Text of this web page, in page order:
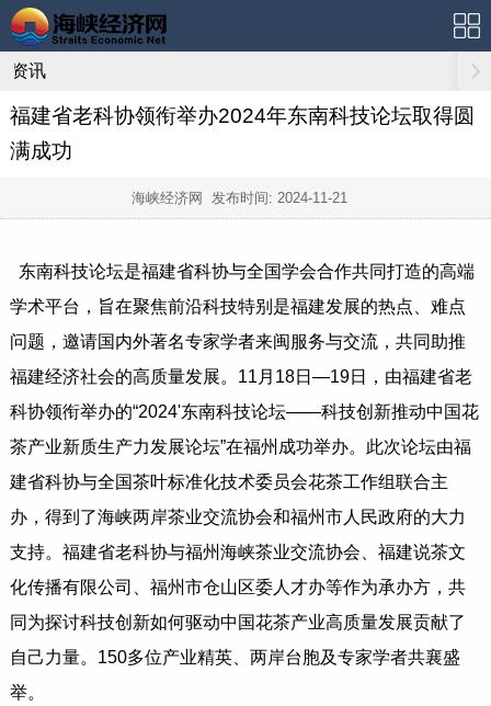
资讯
福建省老科协领衔举办2024年东南科技论坛取得圆
满成功
海峡经济网 发布时间: 2024-11-21
东南科技论坛是福建省科协与全国学会合作共同打造的高端
学术平台，旨在聚焦前沿科技特别是福建发展的热点、难点
问题，邀请国内外著名专家学者来闽服务与交流，共同助推
福建经济社会的高质量发展。11月18日—19日，由福建省老
科协领衔举办的“2024'东南科技论坛——科技创新推动中国花
茶产业新质生产力发展论坛”在福州成功举办。此次论坛由福
建省科协与全国茶叶标准化技术委员会花茶工作组联合主
办，得到了海峡两岸茶业交流协会和福州市人民政府的大力
支持。福建省老科协与福州海峡茶业交流协会、福建说茶文
化传播有限公司、福州市仓山区委人才办等作为承办方，共
同为探讨科技创新如何驱动中国花茶产业高质量发展贡献了
自己力量。150多位产业精英、两岸台胞及专家学者共襄盛
举。